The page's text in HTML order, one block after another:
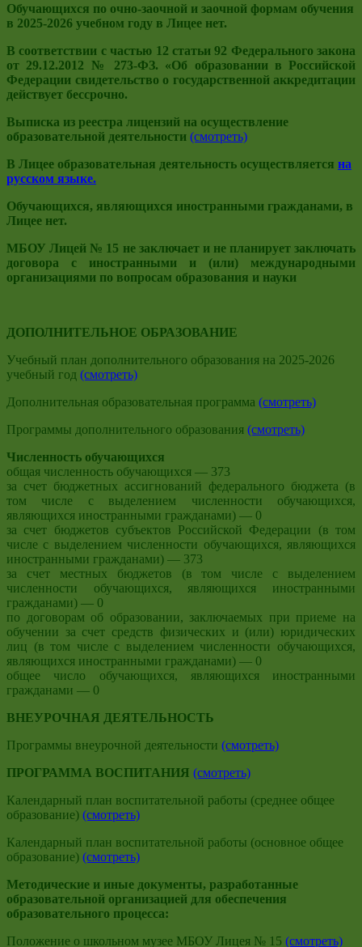
Обучающихся по очно-заочной и заочной формам обучения
в 2025-2026 учебном году в Лицее нет.
В соответствии с частью 12 статьи 92 Федерального закона
от 29.12.2012 № 273-ФЗ. «Об образовании в Российской
Федерации свидетельство о государственной аккредитации
действует бессрочно.
Выписка из реестра лицензий на осуществление
образовательной деятельности (смотреть)
В Лицее образовательная деятельность осуществляется на
русском языке.
Обучающихся, являющихся иностранными гражданами, в
Лицее нет.
МБОУ Лицей № 15 не заключает и не планирует заключать
договора с иностранными и (или) международными
организациями по вопросам образования и науки
ДОПОЛНИТЕЛЬНОЕ ОБРАЗОВАНИЕ
Учебный план дополнительного образования на 2025-2026
учебный год (смотреть)
Дополнительная образовательная программа (смотреть)
Программы дополнительного образования (смотреть)
Численность обучающихся
общая численность обучающихся — 373
за счет бюджетных ассигнований федерального бюджета (в
том числе с выделением численности обучающихся,
являющихся иностранными гражданами) — 0
за счет бюджетов субъектов Российской Федерации (в том
числе с выделением численности обучающихся, являющихся
иностранными гражданами) — 373
за счет местных бюджетов (в том числе с выделением
численности обучающихся, являющихся иностранными
гражданами) — 0
по договорам об образовании, заключаемых при приеме на
обучении за счет средств физических и (или) юридических
лиц (в том числе с выделением численности обучающихся,
являющихся иностранными гражданами) — 0
общее число обучающихся, являющихся иностранными
гражданами — 0
ВНЕУРОЧНАЯ ДЕЯТЕЛЬНОСТЬ
Программы внеурочной деятельности (смотреть)
ПРОГРАММА ВОСПИТАНИЯ (смотреть)
Календарный план воспитательной работы (среднее общее
образование) (смотреть)
Календарный план воспитательной работы (основное общее
образование) (смотреть)
Методические и иные документы, разработанные
образовательной организацией для обеспечения
образовательного процесса:
Положение о школьном музее МБОУ Лицея № 15 (смотреть)